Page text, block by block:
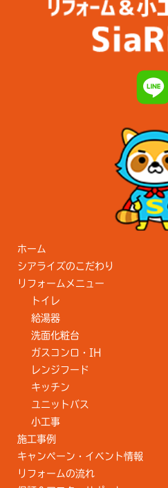
ホーム
シアライズのこだわり
リフォームメニュー
トイレ
給湯器
洗面化粧台
ガスコンロ・IH
レンジフード
キッチン
ユニットバス
小工事
施工事例
キャンペーン・イベント情報
リフォームの流れ